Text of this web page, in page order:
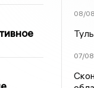
08/08
07/08